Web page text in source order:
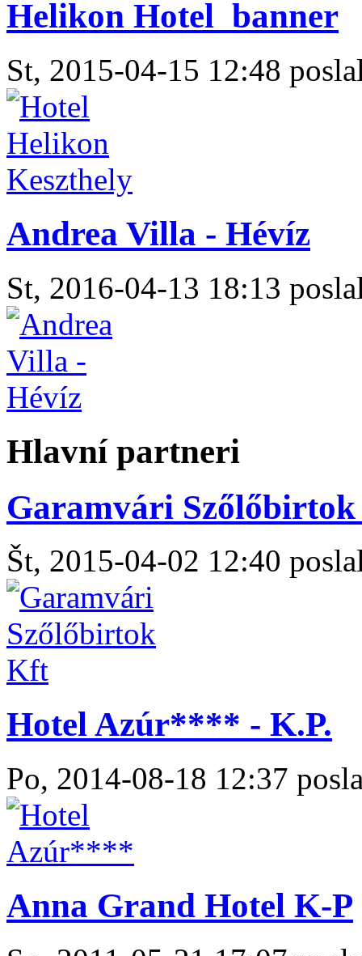
Helikon Hotel_banner
St, 2015-04-15 12:48
Andrea Villa - Hévíz
St, 2016-04-13 18:13
Hlavní partneri
Garamvári
Št, 2015-04-02 12:40
Hotel Azúr**** - K.P.
Po, 2014-08-18 12:37
Anna Grand Hotel K-P